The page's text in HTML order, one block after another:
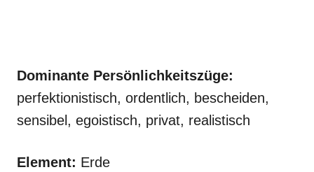
Dominante Persönlichkeitszüge:
perfektionistisch, ordentlich, bescheiden,
sensibel, egoistisch, privat, realistisch
Element: Erde